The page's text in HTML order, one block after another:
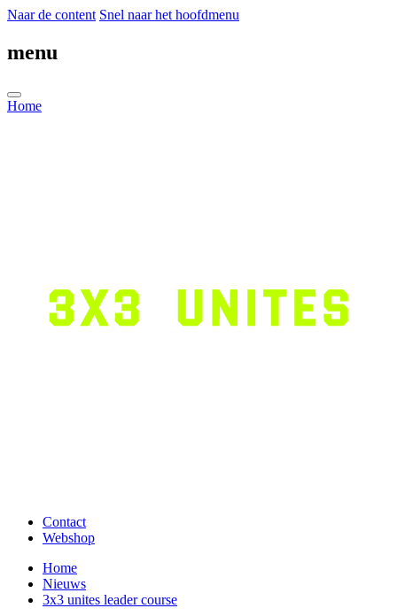
Naar de content Snel naar het hoofdmenu
menu
Home
Contact
Webshop
Home
Nieuws
3x3 unites leader course